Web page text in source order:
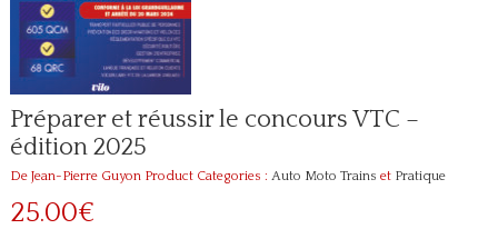
Préparer et réussir le concours VTC –
édition 2025
De Jean-Pierre GuyonProduct Categories : Auto Moto Trains et Pratique
25.00€